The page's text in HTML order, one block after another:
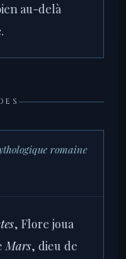
au-delà
romaine
, Flore joua
Mars, dieu de